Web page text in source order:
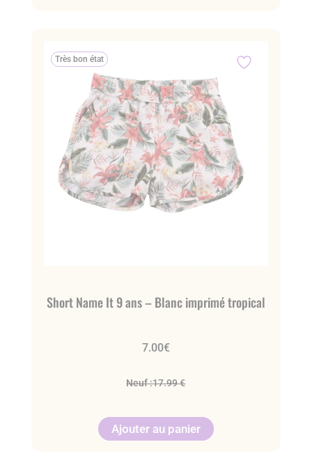
Très bon état
Short Name It 9 ans – Blanc imprimé tropical
7.00€
Neuf :17.99 €
Ajouter au panier